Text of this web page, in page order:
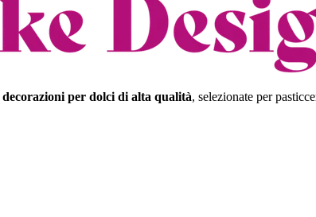
decorazioni per dolci di alta qualità, selezionate per